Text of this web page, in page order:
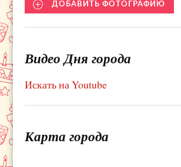
ДОБАВИТЬ ФОТОГРАФИЮ
Видео Дня города
Искать на Youtube
Карта города